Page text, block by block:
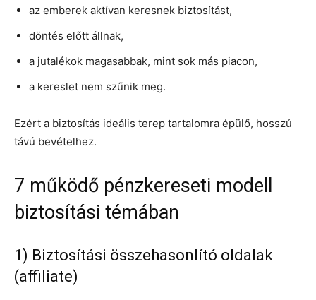
az emberek aktívan keresnek biztosítást,
döntés előtt állnak,
a jutalékok magasabbak, mint sok más piacon,
a kereslet nem szűnik meg.
Ezért a biztosítás ideális terep tartalomra épülő, hosszú
távú bevételhez.
7 működő pénzkereseti modell
biztosítási témában
1) Biztosítási összehasonlító oldalak
(affiliate)